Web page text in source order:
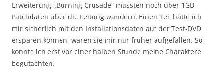
Erweiterung „Burning Crusade“ mussten noch über 1GB
Patchdaten über die Leitung wandern. Einen Teil hätte ich
mir sicherlich mit den Installationsdaten auf der Test-DVD
ersparen können, wären sie mir nur früher aufgefallen. So
konnte ich erst vor einer halben Stunde meine Charaktere
begutachten.